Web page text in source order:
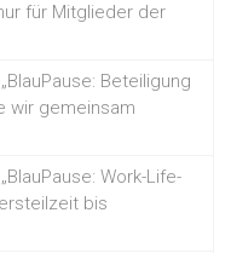
für Mitglieder der
Beteiligung
wir gemeinsam
Work-Life-
bis